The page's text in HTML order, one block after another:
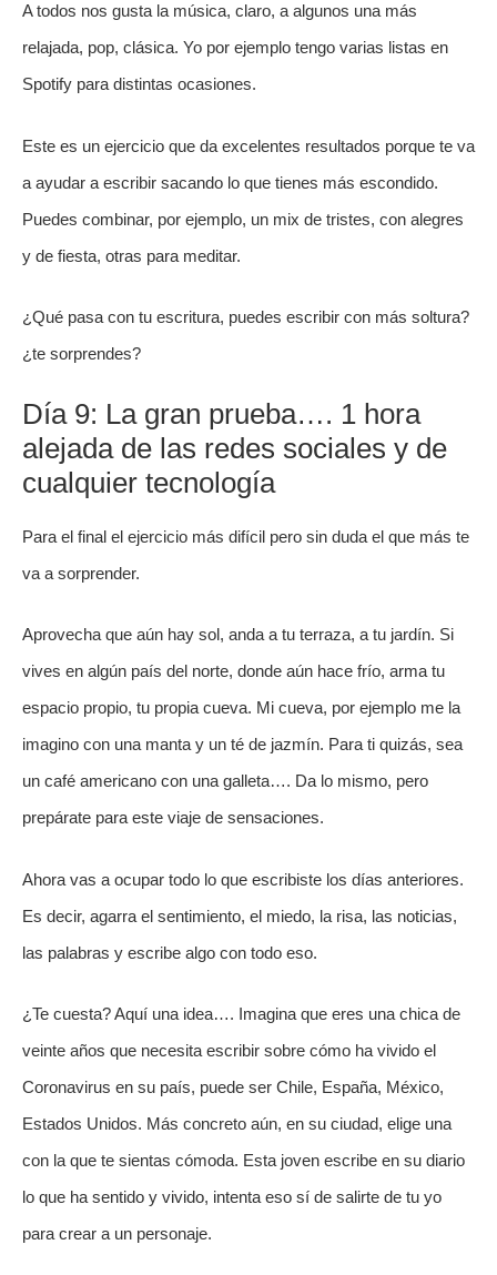
A todos nos gusta la música, claro, a algunos una más
relajada, pop, clásica. Yo por ejemplo tengo varias listas en
Spotify para distintas ocasiones.
Este es un ejercicio que da excelentes resultados porque te va
a ayudar a escribir sacando lo que tienes más escondido.
Puedes combinar, por ejemplo, un mix de tristes, con alegres
y de fiesta, otras para meditar.
¿Qué pasa con tu escritura, puedes escribir con más soltura?
¿te sorprendes?
Día 9: La gran prueba…. 1 hora
alejada de las redes sociales y de
cualquier tecnología
Para el final el ejercicio más difícil pero sin duda el que más te
va a sorprender.
Aprovecha que aún hay sol, anda a tu terraza, a tu jardín. Si
vives en algún país del norte, donde aún hace frío, arma tu
espacio propio, tu propia cueva. Mi cueva, por ejemplo me la
imagino con una manta y un té de jazmín. Para ti quizás, sea
un café americano con una galleta…. Da lo mismo, pero
prepárate para este viaje de sensaciones.
Ahora vas a ocupar todo lo que escribiste los días anteriores.
Es decir, agarra el sentimiento, el miedo, la risa, las noticias,
las palabras y escribe algo con todo eso.
¿Te cuesta? Aquí una idea…. Imagina que eres una chica de
veinte años que necesita escribir sobre cómo ha vivido el
Coronavirus en su país, puede ser Chile, España, México,
Estados Unidos. Más concreto aún, en su ciudad, elige una
con la que te sientas cómoda. Esta joven escribe en su diario
lo que ha sentido y vivido, intenta eso sí de salirte de tu yo
para crear a un personaje.